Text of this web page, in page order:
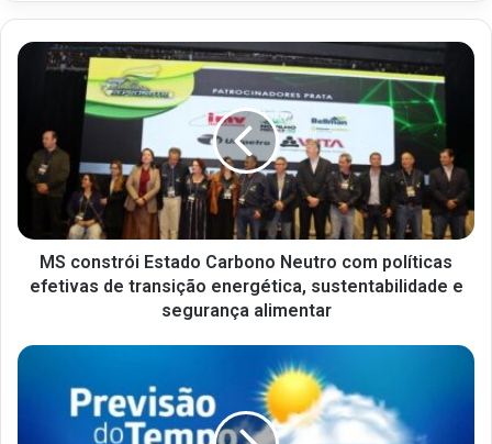
MS constrói Estado Carbono Neutro com políticas
efetivas de transição energética, sustentabilidade e
segurança alimentar